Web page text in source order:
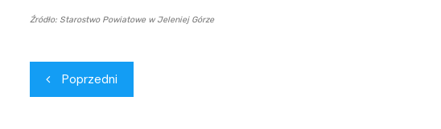
Źródło: Starostwo Powiatowe w Jeleniej Górze
Nawigacja
wpisu
Poprzedni